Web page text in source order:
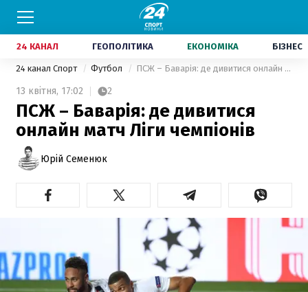
24 КАНАЛ ГЕОПОЛІТИКА ЕКОНОМІКА БІЗНЕС
24 канал Спорт Футбол ПСЖ – Баварія: де дивитися онлайн матч Ліги чемпіонів
13 квітня, 17:02 2
ПСЖ – Баварія: де дивитися
онлайн матч Ліги чемпіонів
Юрій Семенюк